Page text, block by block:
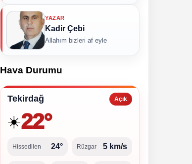
YAZAR
Kadir Çebi
Allahım bizleri af eyle
Hava Durumu
Tekirdağ Açık
☀️22°
Hissedilen 24° Rüzgar 5 km/s